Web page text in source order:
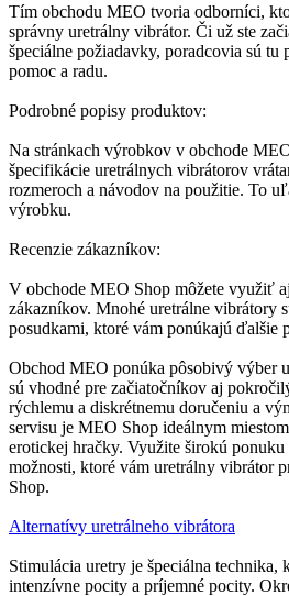
Tím obchodu MEO tvoria odborníci,
správny uretrálny vibrátor. Či už ste
špeciálne požiadavky, poradcovia sú tu
pomoc a radu.
Podrobné popisy produktov:
Na stránkach výrobkov v obchode
špecifikácie uretrálnych vibrátorov
rozmeroch a návodov na použitie. To
výrobku.
Recenzie zákazníkov:
V obchode MEO Shop môžete využiť
zákazníkov. Mnohé uretrálne vibrátory
posudkami, ktoré vám ponúkajú ďalšie
Obchod MEO ponúka pôsobivý výber
sú vhodné pre začiatočníkov aj
rýchlemu a diskrétnemu doručeniu a
servisu je MEO Shop ideálnym
erotickej hračky. Využite širokú
možnosti, ktoré vám uretrálny vibrátor
Shop.
Alternatívy uretrálneho vibrátora
Stimulácia uretry je špeciálna
intenzívne pocity a príjemné pocity.